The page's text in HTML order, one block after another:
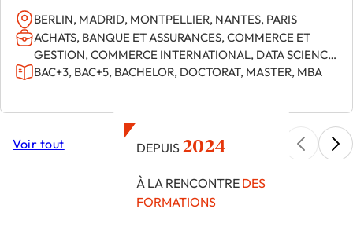
à l’intersection du management, de la technologie
et de la société. Elle propose une offre complète de
formations : Programme Grande Ecole, Bachelors,
MSc spécialisés, MBA, DBA et des parcours
internationaux. Notre positionnement repose sur
BERLIN, MADRID, MONTPELLIER, NANTES, PARIS
ACHATS, BANQUE ET ASSURANCES, COMMERCE ET
GESTION, COMMERCE INTERNATIONAL, DATA SCIENCE
ET BIG DATA, ENTREPRENEURIAT, FINANCE ET
COMMUNICATION, MARKETING INTERNATIONAL,
PUBLICITÉ, RSE, STRATÉGIE ET GESTION DE PROJET,
SUPPLY CHAIN, TRANSPORT ET LOGISTIQUE
BAC+3, BAC+5, BACHELOR, DOCTORAT, MASTER, MBA
Voir tout DEPUIS 2024
À LA RENCONTRE DES
FORMATIONS